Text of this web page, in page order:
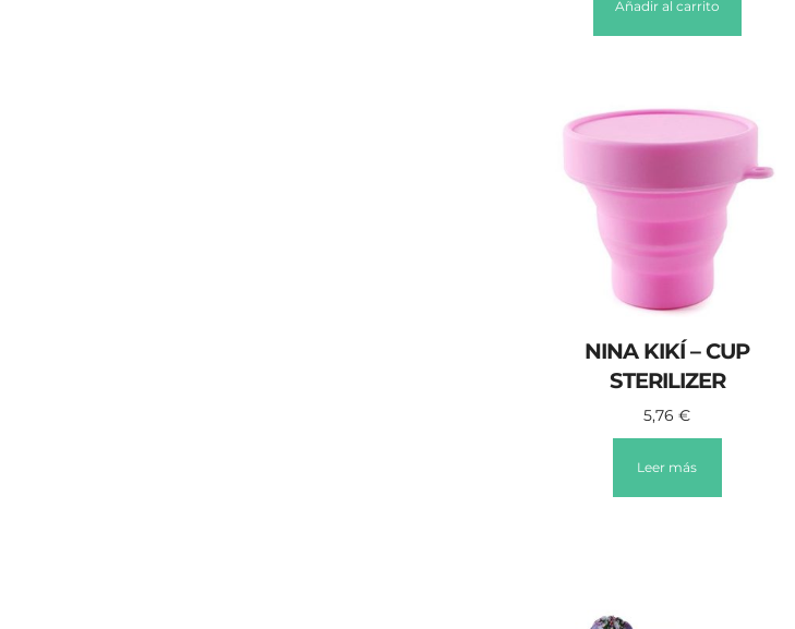
Añadir al carrito
NINA KIKÍ – CUP
STERILIZER
5,76€
Leer más